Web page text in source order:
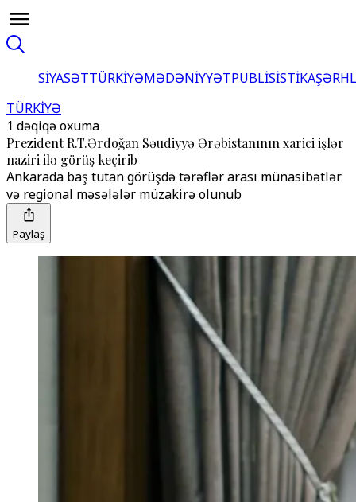
SİYASƏTTÜRKİYƏMƏDƏNİYYƏTPUBLİSİSTİKA
TÜRKİYƏ
1 dəqiqə oxuma
Prezident R.T.Ərdoğan Səudiyyə Ərəbistanının xarici işlər
naziri ilə görüş keçirib
Ankarada baş tutan görüşdə tərəflər arası münasibətlər
və regional məsələlər müzakirə olunub
Paylaş